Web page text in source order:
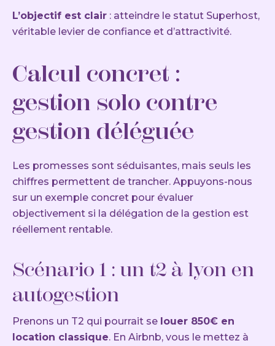
L’objectif est clair : atteindre le statut Superhost,
véritable levier de confiance et d’attractivité.
Calcul concret :
gestion solo contre
gestion déléguée
Les promesses sont séduisantes, mais seuls les
chiffres permettent de trancher. Appuyons-nous
sur un exemple concret pour évaluer
objectivement si la délégation de la gestion est
réellement rentable.
Scénario 1 : un t2 à lyon en
autogestion
Prenons un T2 qui pourrait se louer 850€ en
location classique. En Airbnb, vous le mettez à